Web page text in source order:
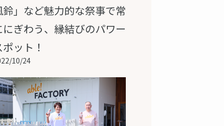
鈴」など魅力的な祭事で常
にぎわう、縁結びのパワー
ポット！
10/24